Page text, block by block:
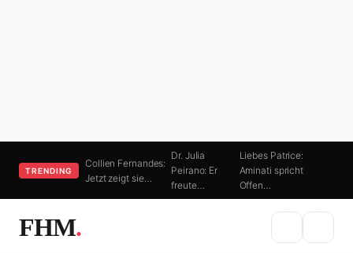
TRENDING
Collien Fernandes:
Jetzt zeigt sie…
Dr. Julia
Peirano: Er
freute…
Liebes Patrice:
Aminati spricht
Offen…
FHM.